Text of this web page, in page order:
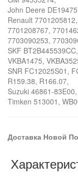
John Deere
Renault
7701208767,
7703090253,
SKF
VKBA1475,
SNR FC12025S01,
R159.38, R166.07,
Suzuki 46861-83E00,
Timken 513001,
Доставка Новой